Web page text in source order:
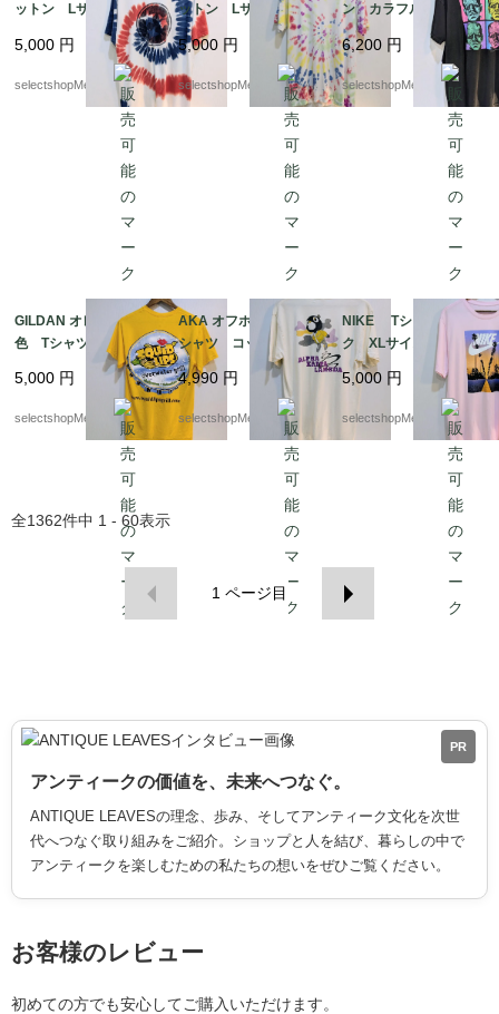
ットン Lサイズ プリ
ント 星 スター
白 赤 ブルー カラ
フル Lサイズ PORT
&COMPANY HONDUR
5,000 円
selectshopMerci.
ットン Lサイズ イエ
ロー 白 ピンク
紫 ブルー カラフ
ル Lサイズ pakista
n
5,000 円
selectshopMerci.
ン カラフル Tシャ
ツ フランケン ２XL
サイズ ブラック コ
ットン MEXICO ユニ
バーサルスタジオ ホ
ラー FRANKENSTEI
6,200 円
selectshopMerci.
GILDAN オレンジ 黄
色 Tシャツ イカ リ
ップ 唇 ギルダン
イエロー Sサイズ
コットン HAITI製 リ
5,000 円
selectshopMerci.
AKA オフホワイト T
シャツ コットン Lサ
イズ ALPHA KAPPA
LAMBDA A .K.A
4,990 円
selectshopMerci.
NIKE Tシャツ ピン
ク XLサイズ ホワイ
ト ナイキ 夕日
5,000 円
selectshopMerci.
全1362件中 1 - 60表示
1 ページ目
PR
アンティークの価値を、未来へつなぐ。
ANTIQUE LEAVESの理念、歩み、そしてアンティーク文化を次世
代へつなぐ取り組みをご紹介。ショップと人を結び、暮らしの中で
アンティークを楽しむための私たちの想いをぜひご覧ください。
お客様のレビュー
初めての方でも安心してご購入いただけます。